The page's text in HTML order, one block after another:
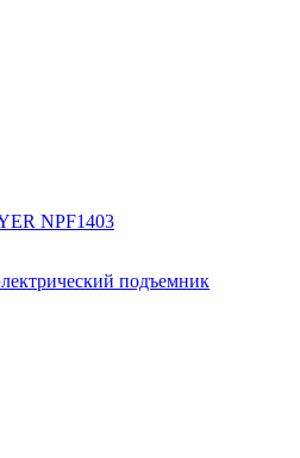
подъемник